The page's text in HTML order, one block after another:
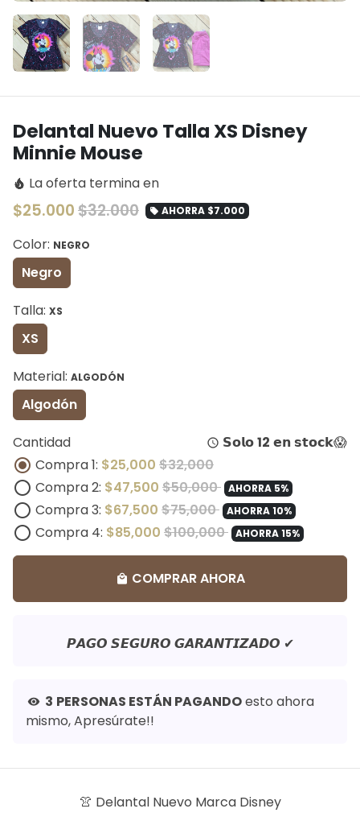
Delantal Nuevo Talla XS Disney
Minnie Mouse
local_fire_department La oferta termina en
$25.000$32.000 local_offer AHORRA $7.000
Color: NEGRO
Negro
Talla: XS
XS
Material: ALGODÓN
Algodón
Cantidad query_builder 𝗦𝗼𝗹𝗼12 𝗲𝗻 𝘀𝘁𝗼𝗰𝗸😱
Compra 1: $25,000 $32,000
Compra 2: $47,500 $50,000 AHORRA 5%
Compra 3: $67,500 $75,000 AHORRA 10%
Compra 4: $85,000 $100,000 AHORRA 15%
local_mall COMPRAR AHORA
𝙋𝘼𝙂𝙊 𝙎𝙀𝙂𝙐𝙍𝙊 𝙂𝘼𝙍𝘼𝙉𝙏𝙄𝙕𝘼𝘿𝙊 ✔
visibility 3 PERSONAS ESTÁN PAGANDOesto ahora
mismo, Apresúrate!!
👚 Delantal Nuevo Marca Disney